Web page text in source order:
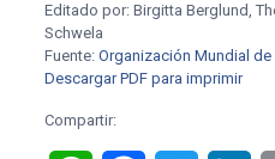
Editado por: Birgitta Berglund,
Schwela
Fuente: Organización Mundial de
Descargar PDF para imprimir
Compartir: